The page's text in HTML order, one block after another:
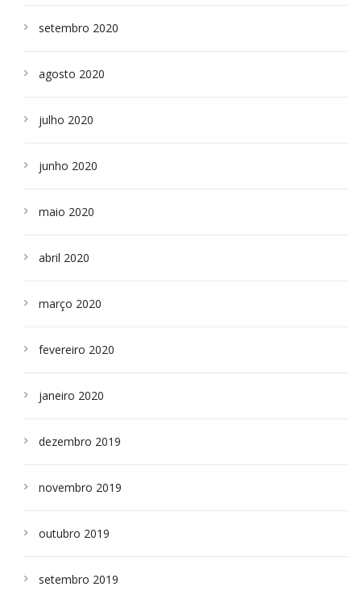
setembro 2020
agosto 2020
julho 2020
junho 2020
maio 2020
abril 2020
março 2020
fevereiro 2020
janeiro 2020
dezembro 2019
novembro 2019
outubro 2019
setembro 2019